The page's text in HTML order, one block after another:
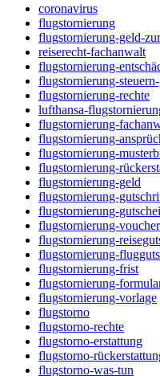
coronavirus
flugstornierung
flugstornierung-geld-
reiserecht-fachanwalt
flugstornierung-
flugstornierung-
flugstornierung-rechte
lufthansa-
flugstornierung-
flugstornierung-
flugstornierung-
flugstornierung-
flugstornierung-geld
flugstornierung-
flugstornierung-
flugstornierung-voucher
flugstornierung-
flugstornierung-
flugstornierung-frist
flugstornierung-
flugstornierung-vorlage
flugstorno
flugstorno-rechte
flugstorno-erstattung
flugstorno-
flugstorno-was-tun